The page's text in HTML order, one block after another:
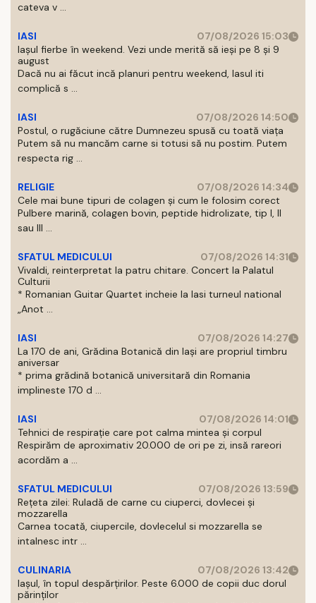
cateva v ...
IASI
07/08/2026 15:03
Iașul fierbe în weekend. Vezi unde merită să ieși pe 8 și 9
august
Dacă nu ai făcut incă planuri pentru weekend, Iasul iti
complică s ...
IASI
07/08/2026 14:50
Postul, o rugăciune către Dumnezeu spusă cu toată viața
Putem să nu mancăm carne si totusi să nu postim. Putem
respecta rig ...
RELIGIE
07/08/2026 14:34
Cele mai bune tipuri de colagen și cum le folosim corect
Pulbere marină, colagen bovin, peptide hidrolizate, tip I, II
sau III ...
SFATUL MEDICULUI
07/08/2026 14:31
Vivaldi, reinterpretat la patru chitare. Concert la Palatul
Culturii
* Romanian Guitar Quartet incheie la Iasi turneul national
„Anot ...
IASI
07/08/2026 14:27
La 170 de ani, Grădina Botanică din Iași are propriul timbru
aniversar
* prima grădină botanică universitară din Romania
implineste 170 d ...
IASI
07/08/2026 14:01
Tehnici de respirație care pot calma mintea și corpul
Respirăm de aproximativ 20.000 de ori pe zi, insă rareori
acordăm a ...
SFATUL MEDICULUI
07/08/2026 13:59
Rețeta zilei: Ruladă de carne cu ciuperci, dovlecei și
mozzarella
Carnea tocată, ciupercile, dovlecelul si mozzarella se
intalnesc intr ...
CULINARIA
07/08/2026 13:42
Iașul, în topul despărțirilor. Peste 6.000 de copii duc dorul
părinților